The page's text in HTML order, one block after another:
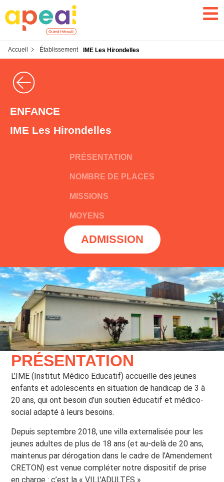
Accueil Établissement IME Les Hirondelles
ENFANCE
IME Les Hirondelles
PRÉSENTATION
NOMBRE DE PLACES
MISSIONS
MOYENS
ADMISSION
PRÉSENTATION
L’IME (Institut Médico Educatif) accueille des jeunes
enfants et adolescents en situation de handicap de 3 à
20 ans, qui ont besoin d’un soutien éducatif et médico-
social adapté à leurs besoins.
Depuis septembre 2018, une villa externalisée pour les
jeunes adultes de plus de 18 ans (et au-delà de 20 ans,
maintenus par dérogation dans le cadre de l’Amendement
CRETON) est venue compléter notre dispositif de prise
en charge : c’est la « VILL’ADULTES »